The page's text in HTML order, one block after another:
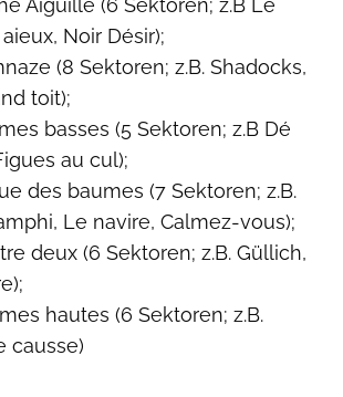
Aiguille (6 Sektoren; z.B Le
Noir Désir);
(8 Sektoren; z.B. Shadocks,
toit);
basses (5 Sektoren; z.B Dé
au cul);
des baumes (7 Sektoren; z.B.
Le navire, Calmez-vous);
deux (6 Sektoren; z.B. Güllich,
hautes (6 Sektoren; z.B.
causse)